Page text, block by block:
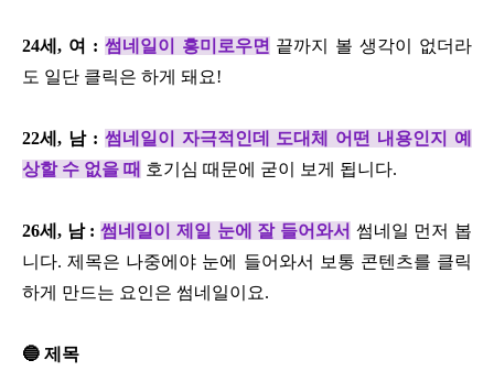
24세, 여 : 썸네일이 흥미로우면 끝까지 볼 생각이 없더라
도 일단 클릭은 하게 돼요!
22세, 남 : 썸네일이 자극적인데 도대체 어떤 내용인지 예
상할 수 없을 때 호기심 때문에 굳이 보게 됩니다.
26세, 남 :썸네일이 제일 눈에 잘 들어와서 썸네일 먼저 봅
니다. 제목은 나중에야 눈에 들어와서 보통 콘텐츠를 클릭
하게 만드는 요인은 썸네일이요.
🔵 제목